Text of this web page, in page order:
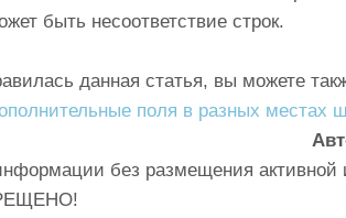
быть несоответствие строк.
данная статья, вы можете
поля в разных местах
без размещения активной